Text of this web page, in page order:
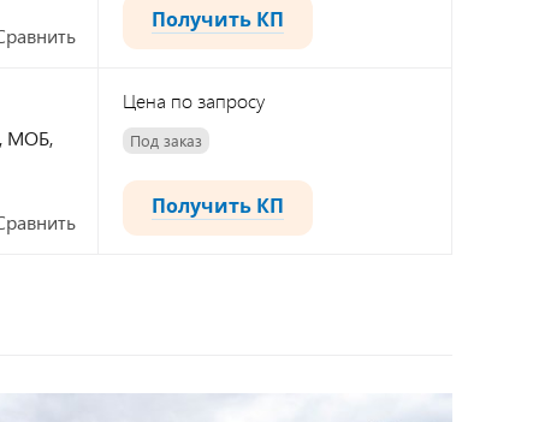
Получить КП
МОБ,
Цена по запросу
Под заказ
Получить КП